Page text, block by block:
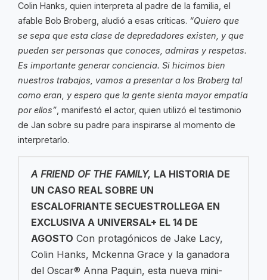
Colin Hanks, quien interpreta al padre de la familia, el
afable Bob Broberg, aludió a esas críticas. “Quiero que
se sepa que esta clase de depredadores existen, y que
pueden ser personas que conoces, admiras y respetas.
Es importante generar conciencia. Si hicimos bien
nuestros trabajos, vamos a presentar a los Broberg tal
como eran, y espero que la gente sienta mayor empatía
por ellos”, manifestó el actor, quien utilizó el testimonio
de Jan sobre su padre para inspirarse al momento de
interpretarlo.
A FRIEND OF THE FAMILY, LA HISTORIA DE
UN CASO REAL SOBRE UN
ESCALOFRIANTE SECUESTROLLEGA EN
EXCLUSIVA A UNIVERSAL+ EL 14 DE
AGOSTO Con protagónicos de Jake Lacy,
Colin Hanks, Mckenna Grace y la ganadora
del Oscar® Anna Paquin, esta nueva mini-